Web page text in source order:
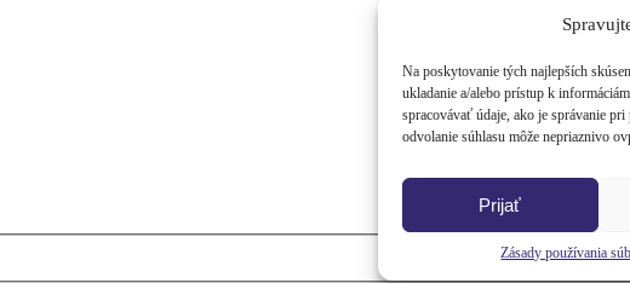
Na poskytovanie tých najlepších
ukladanie a/alebo prístup k
spracovávať údaje, ako je správanie
odvolanie súhlasu môže nepriaznivo
Prijať
Zásady používania